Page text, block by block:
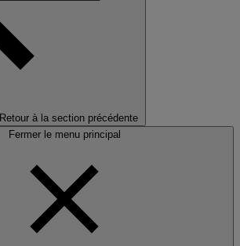
Retour à la section précédente
Fermer le menu principal